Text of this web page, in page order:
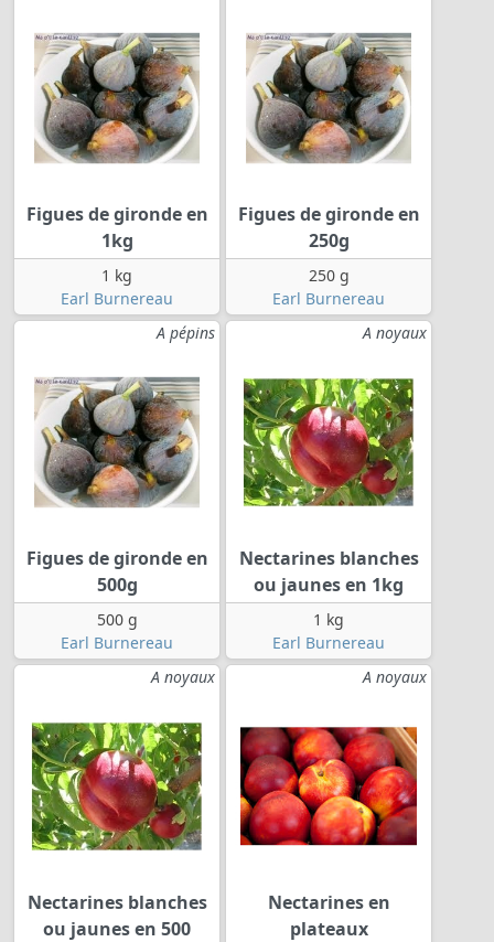
Figues de gironde en
1kg
1 kg
Earl Burnereau
Figues de gironde en
250g
250 g
Earl Burnereau
A pépins
Figues de gironde en
500g
500 g
Earl Burnereau
A noyaux
Nectarines blanches
ou jaunes en 1kg
1 kg
Earl Burnereau
A noyaux
Nectarines blanches
ou jaunes en 500
A noyaux
Nectarines en
plateaux